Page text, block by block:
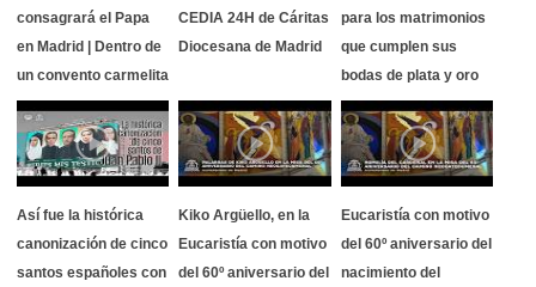
consagrará el Papa
en Madrid | Dentro de
un convento carmelita
CEDIA 24H de Cáritas
Diocesana de Madrid
para los matrimonios
que cumplen sus
bodas de plata y oro
Así fue la histórica
canonización de cinco
santos españoles con
Kiko Argüello, en la
Eucaristía con motivo
del 60º aniversario del
Eucaristía con motivo
del 60º aniversario del
nacimiento del